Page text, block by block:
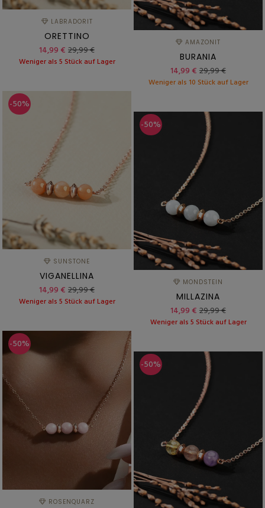
LABRADORIT
ORETTINO
14,99 € 29,99 €
Weniger als 5 Stück auf Lager
AMAZONIT
BURANIA
14,99 € 29,99 €
Weniger als 10 Stück auf Lager
-50%
SUNSTONE
VIGANELLINA
14,99 € 29,99 €
Weniger als 5 Stück auf Lager
-50%
MONDSTEIN
MILLAZINA
14,99 € 29,99 €
Weniger als 5 Stück auf Lager
-50%
ROSENQUARZ
-50%